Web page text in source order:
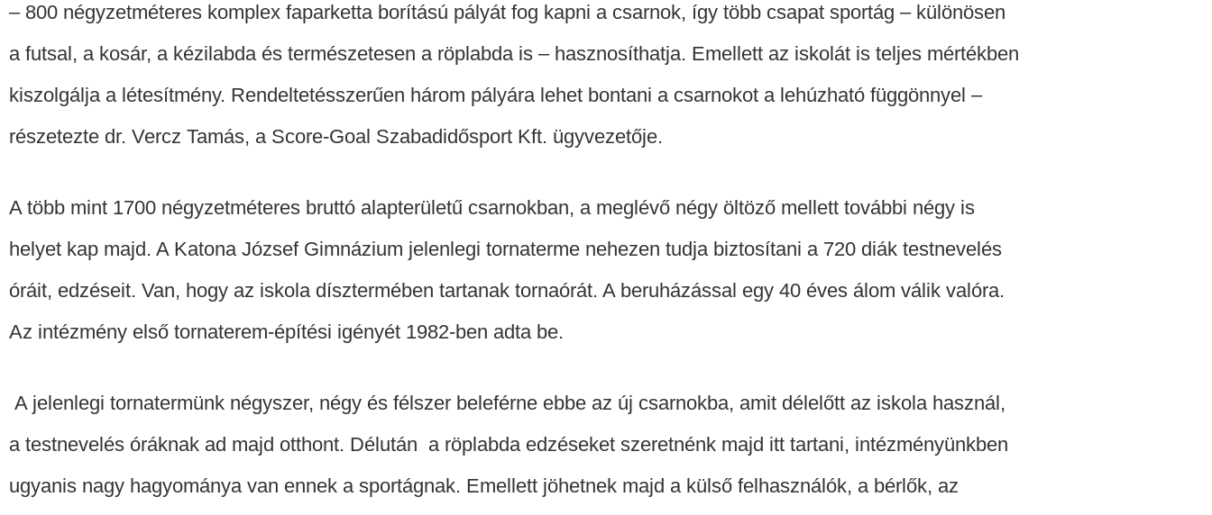
– 800 négyzetméteres komplex faparketta borítású pályát fog kapni a csarnok, így több csapat sportág – különösen
a futsal, a kosár, a kézilabda és természetesen a röplabda is – hasznosíthatja. Emellett az iskolát is teljes mértékben
kiszolgálja a létesítmény. Rendeltetésszerűen három pályára lehet bontani a csarnokot a lehúzható függönnyel –
részetezte dr. Vercz Tamás, a Score-Goal Szabadidősport Kft. ügyvezetője.
A több mint 1700 négyzetméteres bruttó alapterületű csarnokban, a meglévő négy öltöző mellett további négy is
helyet kap majd. A Katona József Gimnázium jelenlegi tornaterme nehezen tudja biztosítani a 720 diák testnevelés
óráit, edzéseit. Van, hogy az iskola dísztermében tartanak tornaórát. A beruházással egy 40 éves álom válik valóra.
Az intézmény első tornaterem-építési igényét 1982-ben adta be.
A jelenlegi tornatermünk négyszer, négy és félszer beleférne ebbe az új csarnokba, amit délelőtt az iskola használ,
a testnevelés óráknak ad majd otthont. Délután a röplabda edzéseket szeretnénk majd itt tartani, intézményünkben
ugyanis nagy hagyománya van ennek a sportágnak. Emellett jöhetnek majd a külső felhasználók, a bérlők, az